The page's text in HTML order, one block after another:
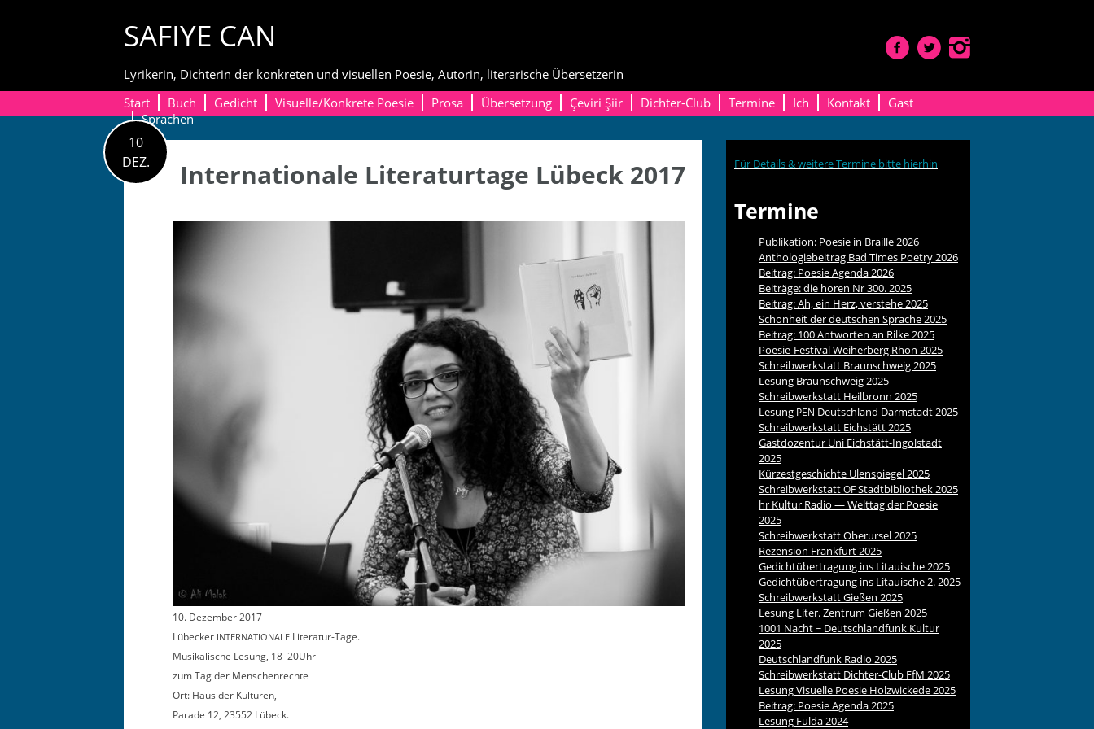
SAFIYE CAN
Lyrikerin, Dichterin der konkreten und visuellen Poesie, Autorin, literarische Übersetzerin
Start
Buch Gedicht Visuelle/Konkrete Poesie Prosa Übersetzung Çeviri Şiir Dichter-Club Termine Ich Kontakt
Gast
Sprachen
10
DEZ.
Internationale Literaturtage Lübeck 2017
10. Dezem­ber 2017
Lübeck­er INTERNATIONALE Lit­er­atur-Tage.
Musikalis­che Lesung, 18–20Uhr
zum Tag der Menschenrechte
Ort: Haus der Kulturen,
Parade 12, 23552 Lübeck.
Für Details & weitere Termine bitte hierhin
Termine
Publikation: Poesie in Braille 2026
Anthologiebeitrag Bad Times Poetry 2026
Beitrag: Poesie Agenda 2026
Beiträge: die horen Nr 300. 2025
Beitrag: Ah, ein Herz, verstehe 2025
Schönheit der deutschen Sprache 2025
Beitrag: 100 Antworten an Rilke 2025
Poesie-Festival Weiherberg Rhön 2025
Schreibwerkstatt Braunschweig 2025
Lesung Braunschweig 2025
Schreibwerkstatt Heilbronn 2025
Lesung PEN Deutschland Darmstadt 2025
Schreibwerkstatt Eichstätt 2025
Gastdozentur Uni Eichstätt-Ingolstadt
2025
Kürzestgeschichte Ulenspiegel 2025
SchreibwerkstattOFStadtbibliothek 2025
hr Kultur Radio — Welttag der Poesie
2025
Schreibwerkstatt Oberursel 2025
Rezension Frankfurt 2025
Gedichtübertragung ins Litauische 2025
Gedichtübertragung ins Litauische 2. 2025
Schreibwerkstatt Gießen 2025
Lesung Liter. Zentrum Gießen 2025
1001 Nacht ~ Deutschlandfunk Kultur
2025
Deutschlandfunk Radio 2025
Schreibwerkstatt Dichter-Club FfM 2025
Lesung Visuelle Poesie Holzwickede 2025
Beitrag: Poesie Agenda 2025
Lesung Fulda 2024